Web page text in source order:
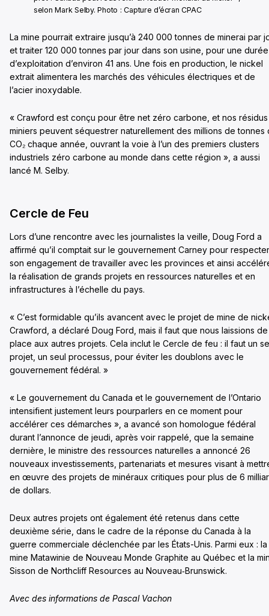
selon Mark Selby. Photo : Capture d’écran CPAC
La mine pourrait extraire jusqu’à 240 000 tonnes de minerai par
et traiter 120 000 tonnes par jour dans son usine, pour une durée
d’exploitation d’environ 41 ans. Une fois en production, le nickel
extrait alimentera les marchés des véhicules électriques et de
l’acier inoxydable.
« Crawford est conçu pour être net zéro carbone, et nos résidus
miniers peuvent séquestrer naturellement des millions de tonnes
CO₂ chaque année, ouvrant la voie à l’un des premiers clusters
industriels zéro carbone au monde dans cette région », a aussi
lancé M. Selby.
Cercle de Feu
Lors d’une rencontre avec les journalistes la veille, Doug Ford a
affirmé qu’il comptait sur le gouvernement Carney pour respecter
son engagement de travailler avec les provinces et ainsi
la réalisation de grands projets en ressources naturelles et en
infrastructures à l’échelle du pays.
« C’est formidable qu’ils avancent avec le projet de mine de
Crawford, a déclaré Doug Ford, mais il faut que nous laissions
place aux autres projets. Cela inclut le Cercle de feu : il faut un
projet, un seul processus, pour éviter les doublons avec le
gouvernement fédéral. »
« Le gouvernement du Canada et le gouvernement de l’Ontario
intensifient justement leurs pourparlers en ce moment pour
accélérer ces démarches », a avancé son homologue fédéral
durant l’annonce de jeudi, après voir rappelé, que la semaine
dernière, le ministre des ressources naturelles a annoncé 26
nouveaux investissements, partenariats et mesures visant à
en œuvre des projets de minéraux critiques pour plus de 6
de dollars.
Deux autres projets ont également été retenus dans cette
deuxième série, dans le cadre de la réponse du Canada à la
guerre commerciale déclenchée par les États-Unis. Parmi eux : la
mine Matawinie de Nouveau Monde Graphite au Québec et la
Sisson de Northcliff Resources au Nouveau‑Brunswick.
Avec des informations de Pascal Vachon